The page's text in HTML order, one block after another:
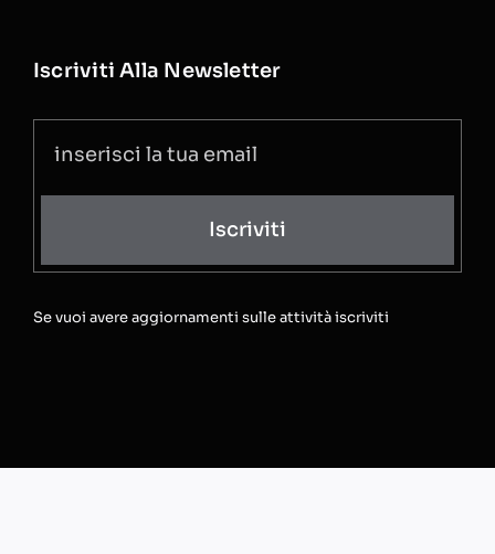
Iscriviti Alla Newsletter
Iscriviti
Se vuoi avere aggiornamenti sulle attività iscriviti